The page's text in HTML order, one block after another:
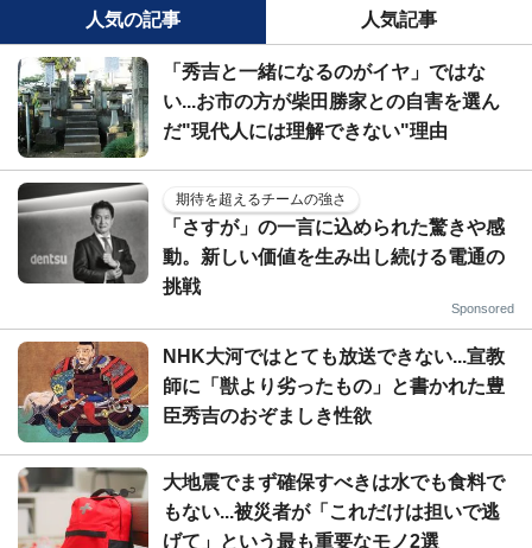
人気の記事 人気記事
「秀吉と一緒になるのがイヤ」ではな
い...お市の方が柴田勝家との自害を選ん
だ"現代人には理解できない"理由
期待を超えるチームの強さ
「さすが」の一言に込められた驚きや感
動。新しい価値を生み出し続ける電通の
挑戦
Sponsored
NHK大河ではとても放送できない...宣教
師に「獣より劣ったもの」と書かれた豊
臣秀吉のおぞましき性欲
大地震でまず確保すべきは水でも食料で
もない...被災者が「これだけは担いで逃
げて」という最も重要なモノ2選